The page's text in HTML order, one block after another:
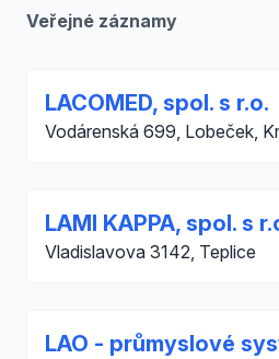
Veřejné záznamy
LACOMED, spol. s r.o.
Vodárenská 699, Lobeček,
LAMI KAPPA, spol. s
Vladislavova 3142, Teplice
LAO - průmyslové